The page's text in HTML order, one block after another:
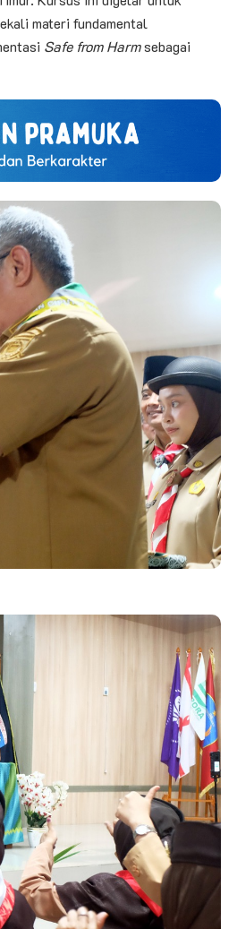
materi fundamental
Safe from Harmsebagai